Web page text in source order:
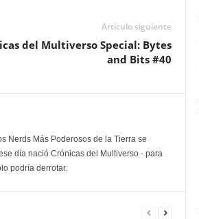
Artículo siguiente
del Multiverso Special: Bytes
and Bits #40
Nerds Más Poderosos de la Tierra se
día nació Crónicas del Multiverso - para
podría derrotar.